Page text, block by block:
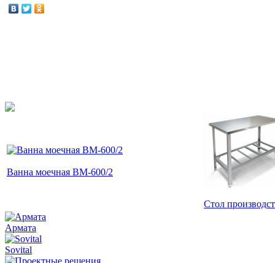
Ванна моечная ВМ-600/2
Стол
Армата
Sovital